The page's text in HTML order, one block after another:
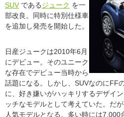
SUV であるジューク を一
部改良。同時に特別仕様車
を追加し発売を開始した。
日産ジュークは2010年6月
にデビュー。そのユニーク
な存在でデビュー当時から
話題になる。しかし、SUVなのにFF
に、好き嫌いがハッキリするデザイ
ッチなモデルとして考えていた。だ
人気モデルとなる。多い時には7,000